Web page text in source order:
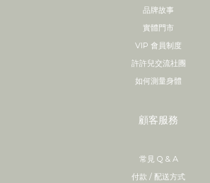
品牌故事
實體門市
VIP 會員制度
許許兒交流社團
如何測量身體
顧客服務
常見 Q & A
付款 / 配送方式